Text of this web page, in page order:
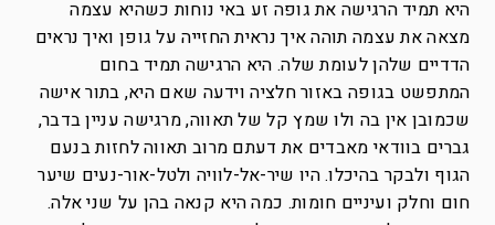
היא תמיד הרגישה את גופה זע באי נוחות כשהיא עצמה
מצאה את עצמה תוהה איך נראית החזייה על גופן ואיך נראים
הדדיים שלהן לעומת שלה. היא הרגישה תמיד בחום
המתפשט בגופה באזור חלציה וידעה שאם היא, בתור אישה
שכמובן אין בה ולו שמץ קל של תאווה, מרגישה עניין בדבר,
גברים בוודאי מאבדים את דעתם מרוב תאווה לחזות בנעם
הגוף ולבקר בהיכלו. היו שיר-אל-לוויה ולטל-אור-נעים שיער
חום וחלק ועיניים חומות. כמה היא קנאה בהן על שני אלה.